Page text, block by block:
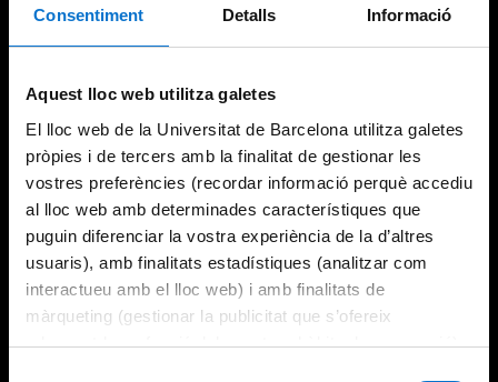
Consentiment Detalls Informació
Aquest lloc web utilitza galetes
El lloc web de la Universitat de Barcelona utilitza galetes
pròpies i de tercers amb la finalitat de gestionar les
vostres preferències (recordar informació perquè accediu
al lloc web amb determinades característiques que
puguin diferenciar la vostra experiència de la d’altres
usuaris), amb finalitats estadístiques (analitzar com
interactueu amb el lloc web) i amb finalitats de
màrqueting (gestionar la publicitat que s’ofereix
adequant-la en funció dels vostres hàbits de navegació).
Try again